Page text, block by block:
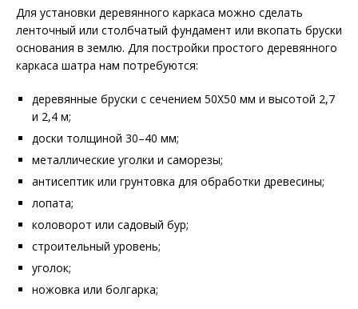
Для установки деревянного каркаса можно сделать
ленточный или столбчатый фундамент или вкопать бруски
основания в землю. Для постройки простого деревянного
каркаса шатра нам потребуются:
деревянные бруски с сечением 50Х50 мм и высотой 2,7
и 2,4 м;
доски толщиной 30–40 мм;
металлические уголки и саморезы;
антисептик или грунтовка для обработки древесины;
лопата;
коловорот или садовый бур;
строительный уровень;
уголок;
ножовка или болгарка;